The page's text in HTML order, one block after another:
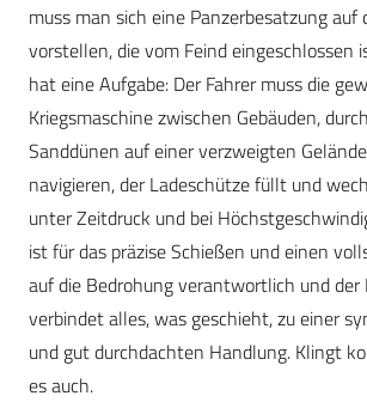
muss man sich eine Panzerbesatzung
vorstellen, die vom Feind eingeschlossen
hat eine Aufgabe: Der Fahrer muss die
Kriegsmaschine zwischen Gebäuden,
Sanddünen auf einer verzweigten
navigieren, der Ladeschütze füllt und
unter Zeitdruck und bei
ist für das präzise Schießen und einen
auf die Bedrohung verantwortlich und
verbindet alles, was geschieht, zu einer
und gut durchdachten Handlung. Klingt
es auch.